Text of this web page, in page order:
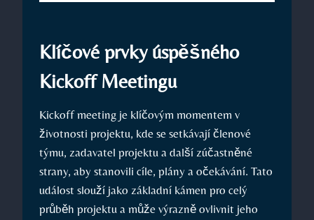
Klíčové prvky úspěšného
Kickoff Meetingu
Kickoff meeting je klíčovým momentem v
životnosti projektu, kde se setkávají členové
týmu, zadavatel projektu a další zúčastněné
strany, aby stanovili cíle, plány a očekávání. Tato
událost slouží jako základní kámen pro celý
průběh projektu a může výrazně ovlivnit jeho